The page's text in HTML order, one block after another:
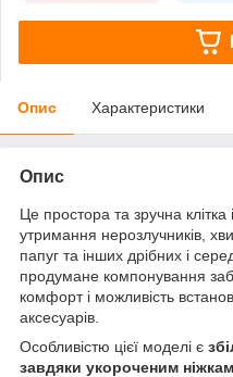
Опис Характеристики
Опис
Це простора та зручна клітка
утримання нерозлучників,
папуг та інших дрібних і
продумане компонування
комфорт і можливість
аксесуарів.
Особливістю цієї моделі є
завдяки укороченим ніжкам